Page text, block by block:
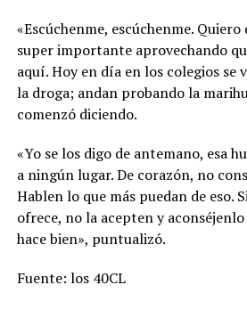
«Escúchenme, escúchenme.
super importante aprovechando
aquí. Hoy en día en los colegios se
la droga; andan probando la
comenzó diciendo.
«Yo se los digo de antemano, esa
a ningún lugar. De corazón, no
Hablen lo que más puedan de eso.
ofrece, no la acepten y aconséjenlo
hace bien», puntualizó.
Fuente: los 40CL